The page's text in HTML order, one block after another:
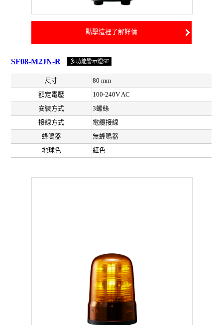
點擊這裡了解詳情
SF08-M2JN-R 多功能警示燈SF
尺寸
80 mm
額定電壓
100-240V AC
安裝方式
3螺絲
接線方式
電纜接線
蜂鳴器
無蜂鳴器
地球色
紅色